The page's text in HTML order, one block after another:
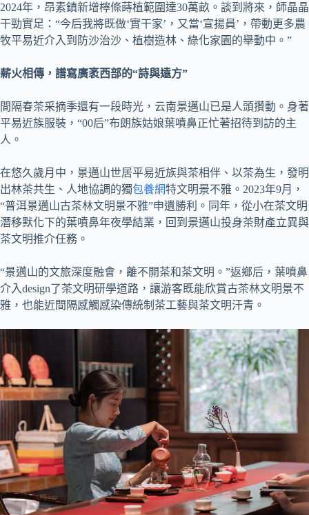
2024年，昂素鎮新增檸條蒔植範圍達30萬畝。談到將來，師晶晶
干勁實足：“今后我將既做‘實干家’，又當‘宣揚員’，帶動更多農
牧平易近介入到防沙治沙、植樹造林、綠化家園的舉動中。”
薪火相傳，譜寫廣袤西部的“詩與遠方”
間隔春茶采摘季還有一段時光，云南景邁山已是人頭攢動。身著
平易近族服裝，“00后”布朗族姑娘葉噴鼻正忙著招待到訪的主
人。
在悠久歲月中，景邁山世居平易近族與茶相伴、以茶為生，發明
出林茶共生、人地協調的獨包養網特文明景不雅。2023年9月，
“普洱景邁山古茶林文明景不雅”申遺勝利。同年，從小在茶文明
潛移默化下的葉噴鼻年夜學結業，回到景邁山投身茶財產立異與
茶文明推介任務。
“景邁山的文旅深度融會，離不開茶和茶文明。”返鄉后，葉噴鼻
介入design了茶文明研學道路，讓游客既能欣賞古茶林文明景不
雅，也能近間隔感觸感染傳統制茶工藝與茶文明汗青。